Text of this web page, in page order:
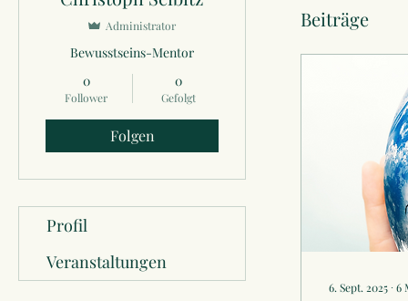
Beiträge
6. Sept. 2025 ∙ 6
Administrator
Bewusstseins-Mentor
0
Follower
0
Gefolgt
Folgen
Profil
Veranstaltungen